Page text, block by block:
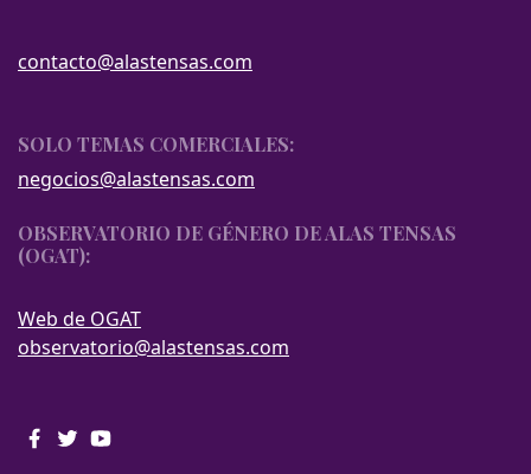
contacto@alastensas.com
SOLO TEMAS COMERCIALES:
negocios@alastensas.com
OBSERVATORIO DE GÉNERO DE ALAS TENSAS
(OGAT):
Web de OGAT
observatorio@alastensas.com